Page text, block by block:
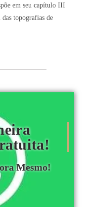
em seu capítulo III
topografias de
Mesmo!